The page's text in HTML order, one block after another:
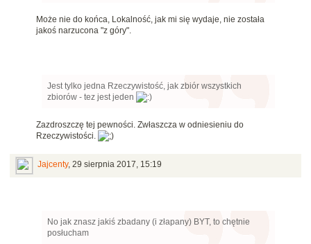
Może nie do końca, Lokalność, jak mi się wydaje, nie została
jakoś narzucona "z góry".
Jest tylko jedna Rzeczywistość, jak zbiór wszystkich
zbiorów - tez jest jeden
Zazdroszczę tej pewności. Zwłaszcza w odniesieniu do
Rzeczywistości.
Jajcenty, 29 sierpnia 2017, 15:19
No jak znasz jakiś zbadany (i złapany) BYT, to chętnie
posłucham